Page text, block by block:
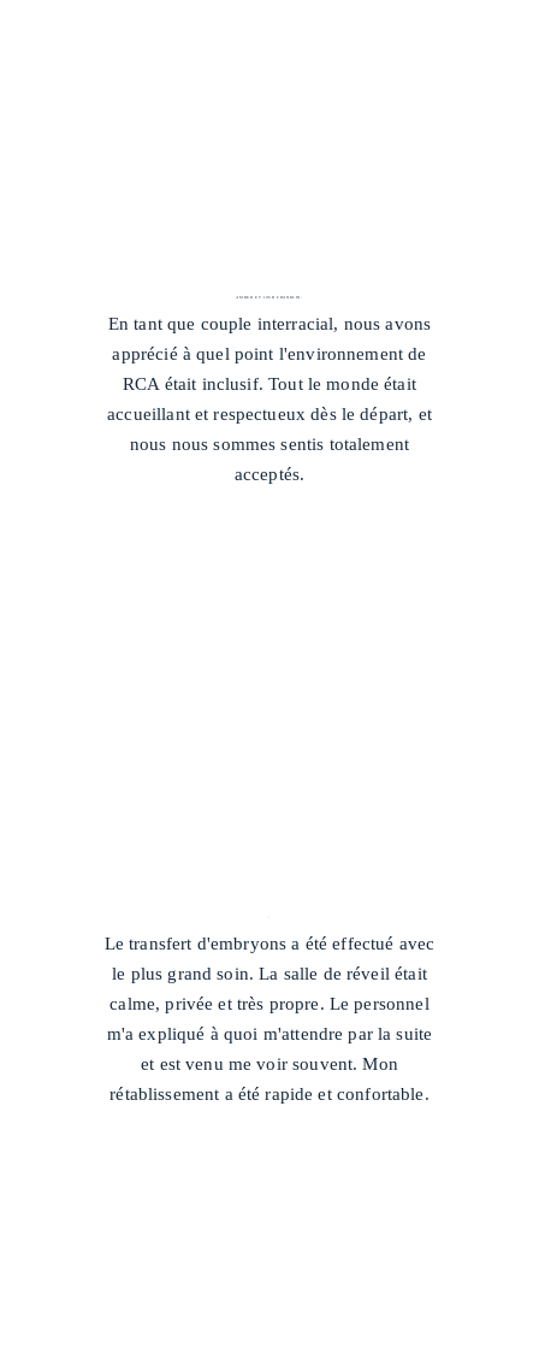
AMBER ET JOSH FRANKLIN
En tant que couple interracial, nous avons
apprécié à quel point l'environnement de
RCA était inclusif. Tout le monde était
accueillant et respectueux dès le départ, et
nous nous sommes sentis totalement
acceptés.
Le transfert d'embryons a été effectué avec
le plus grand soin. La salle de réveil était
calme, privée et très propre. Le personnel
m'a expliqué à quoi m'attendre par la suite
et est venu me voir souvent. Mon
rétablissement a été rapide et confortable.